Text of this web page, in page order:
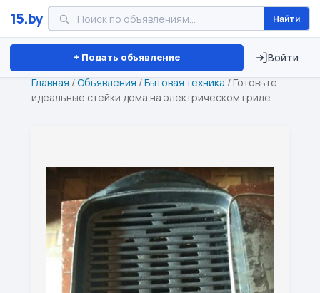
15.by Найти
+ Подать объявление Войти
Минск Витебск Брест ⏱ ТОЛЬКО 15 ДНЕЙ
Главная /Объявления /Бытовая техника / Готовьте
идеальные стейки дома на электрическом гриле